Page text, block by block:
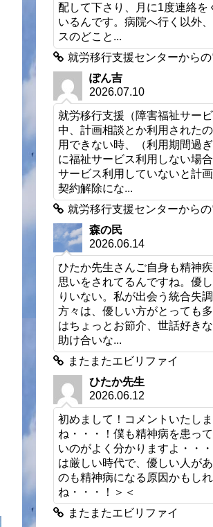
配して下さり、月に1度連絡を
いるんです。病院へ行く以外
スのどこと...
就労移行支援センターから
ぽん吉
2026.07.10
就労移行支援（障害福祉サー
中、計画相談とか利用された
用できない時、（利用期間過
に福祉サービス利用しない場
サービス利用していないと計
契約解除にな...
就労移行支援センターから
森の民
2026.06.14
ひたか先生さんご自身も精神
思いをされてるんですね。優
りいない。私が出会う統合失
方々は、優しい方がとっても
はちょっとお節介、世話好きな
助け合いな...
またまたエビリファイ
ひたか先生
2026.06.12
初めまして！コメントいたし
ね・・・！僕も精神病を患っ
いのがよく分かりますよ・・
は厳しい時代で、優しい人が
のも精神病になる原因かもし
ね・・・！＞＜
またまたエビリファイ